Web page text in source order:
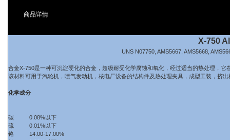
商品详情
X-750
UNS N07750, AMS5667, AMS5668,
合金X-750是一种可沉淀硬化的合金，超级耐受化学腐蚀和氧化，经过适当的热处理，
该材料可用于汽轮机，喷气发动机，核电厂设备的结构件及热处理夹具，成型工装，挤出
化学成分
碳 0.08%以下
硫 0.01%以下
铬 14.00-17.00%